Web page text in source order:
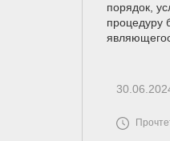
порядок,
процедуру